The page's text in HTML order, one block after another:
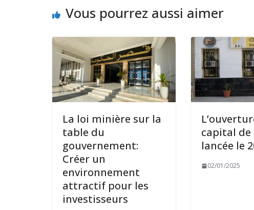
Vous pourrez aussi aimer
La loi minière sur la
table du
gouvernement:
Créer un
environnement
attractif pour les
investisseurs
capital de
lancée le
02/01/2025